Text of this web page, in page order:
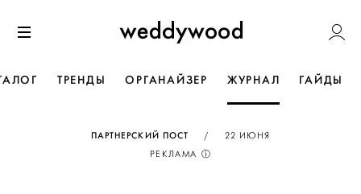
к содержанию
Weddywood
ТРЕНДЫ ОРГАНАЙЗЕР ЖУРНАЛ ГАЙДЫ
ПАРТНЕРСКИЙ ПОСТ / ОПУБЛИКОВАНО
22 ИЮНЯ
РЕКЛАМА ⓘ